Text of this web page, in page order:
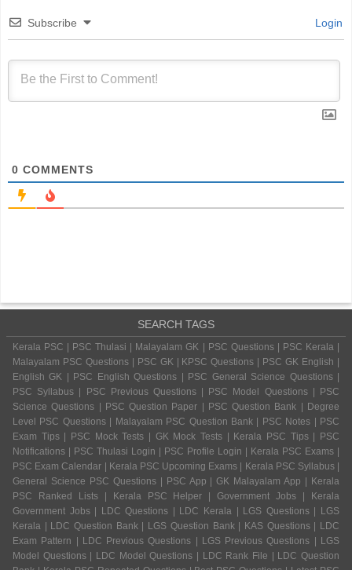
Subscribe Login
0 COMMENTS
SEARCH TAGS
Kerala PSC | PSC Thulasi | Malayalam GK | PSC Questions | PSC Kerala |
Malayalam PSC Questions | PSC GK | KPSC Questions | PSC GK English |
English GK | PSC English Questions | PSC General Science Questions |
PSC Syllabus | PSC Previous Questions | PSC Model Questions | PSC
Science Questions | PSC Question Paper | PSC Question Bank | Degree
Level PSC Questions | Malayalam PSC Question Bank | PSC Notes | PSC
Exam Tips | PSC Mock Tests | GK Mock Tests | Kerala PSC Tips | PSC
Notifications | PSC Thulasi Login | PSC Profile Login | Kerala PSC Exams |
PSC Exam Calendar | Kerala PSC Upcoming Exams | Kerala PSC Syllabus |
General Science PSC Questions | PSC App | GK Malayalam App | Kerala
PSC Ranked Lists | Kerala PSC Helper | Government Jobs | Kerala
Government Jobs | LDC Questions | LDC Kerala | LGS Questions | LGS
Kerala | LDC Question Bank | LGS Question Bank | KAS Questions | LDC
Exam Pattern | LDC Previous Questions | LGS Previous Questions | LGS
Model Questions | LDC Model Questions | LDC Rank File | LDC Question